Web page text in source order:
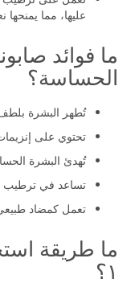
عليها، مما
ما فوائد
الحساسة؟
تُطهر البشرة
تحتوي على
تُهدئ البشرة
تساعد في ترطيب
تعمل كمضاد طبيعي
١؟